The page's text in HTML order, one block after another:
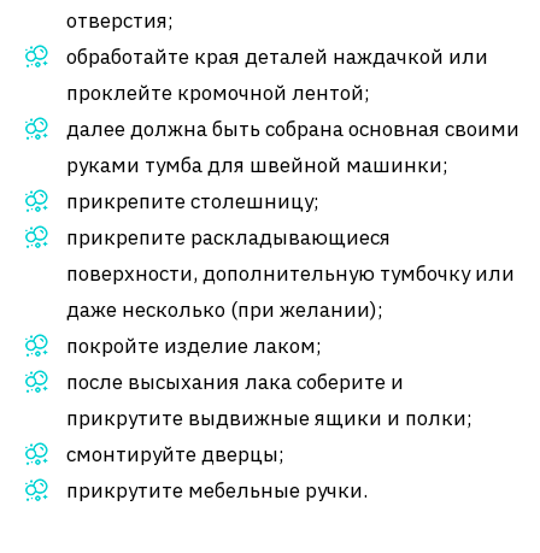
отверстия;
обработайте края деталей наждачкой или
проклейте кромочной лентой;
далее должна быть собрана основная своими
руками тумба для швейной машинки;
прикрепите столешницу;
прикрепите раскладывающиеся
поверхности, дополнительную тумбочку или
даже несколько (при желании);
покройте изделие лаком;
после высыхания лака соберите и
прикрутите выдвижные ящики и полки;
смонтируйте дверцы;
прикрутите мебельные ручки.